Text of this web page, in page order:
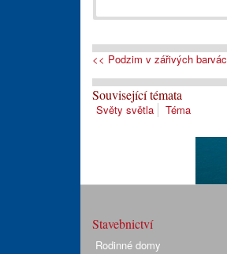
<< Podzim v zářivých
Související témata
Světy světla Téma
Stavebnictví
Rodinné domy